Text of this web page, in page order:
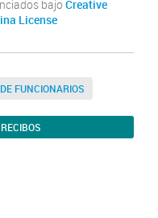
bajo Creative
License
FUNCIONARIOS